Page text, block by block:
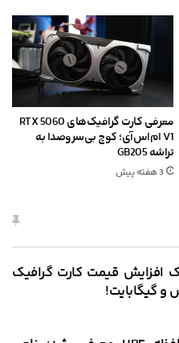
معرفی کارت گرافیک‌های RTX 5060
V1 ام‌اس‌آی؛ کوچ بی‌سروصدا به
تراشه GB205
3 هفته پیش
افزایش قیمت کارت گرافیک
گیگابایت!